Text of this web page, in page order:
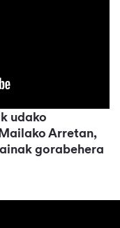
udako
Arretan,
gorabehera